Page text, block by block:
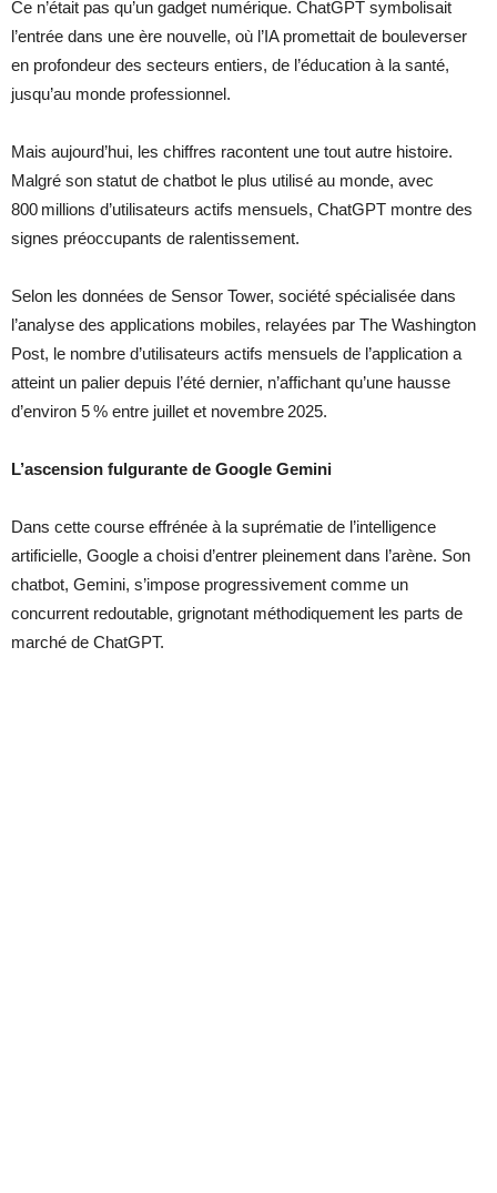
Ce n’était pas qu’un gadget numérique. ChatGPT symbolisait
l’entrée dans une ère nouvelle, où l’IA promettait de bouleverser
en profondeur des secteurs entiers, de l’éducation à la santé,
jusqu’au monde professionnel.
Mais aujourd’hui, les chiffres racontent une tout autre histoire.
Malgré son statut de chatbot le plus utilisé au monde, avec
800 millions d’utilisateurs actifs mensuels, ChatGPT montre des
signes préoccupants de ralentissement.
Selon les données de Sensor Tower, société spécialisée dans
l’analyse des applications mobiles, relayées par The Washington
Post, le nombre d’utilisateurs actifs mensuels de l’application a
atteint un palier depuis l’été dernier, n’affichant qu’une hausse
d’environ 5 % entre juillet et novembre 2025.
L’ascension fulgurante de Google Gemini
Dans cette course effrénée à la suprématie de l’intelligence
artificielle, Google a choisi d’entrer pleinement dans l’arène. Son
chatbot, Gemini, s’impose progressivement comme un
concurrent redoutable, grignotant méthodiquement les parts de
marché de ChatGPT.